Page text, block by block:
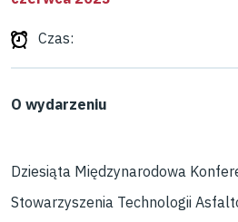
Czas:
O wydarzeniu
Dziesiąta Międzynarodowa
Stowarzyszenia Technologii